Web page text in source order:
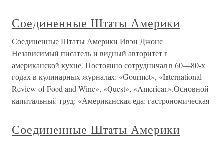
Соединенные Штаты Америки
Соединенные Штаты Америки Ивэн Джонс
Независимый писатель и видный авторитет в
американской кухне. Постоянно сотрудничал в 60—80-х
годах в кулинарных журналах: «Gourmet», «International
Review of Food and Wine», «Quest», «American».Основной
капитальный труд: «Американская еда: гастрономическая
Соединенные Штаты Америки